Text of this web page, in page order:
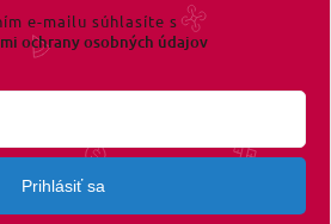
e-mailu súhlasíte s
ochrany osobných údajov
Prihlásiť sa